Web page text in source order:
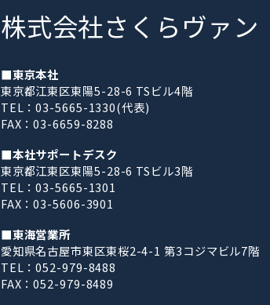
株式会社さくらヴァン
■東京本社
東京都江東区東陽5-28-6 TSビル4階
TEL：03-5665-1330(代表)
FAX：03-6659-8288
■本社サポートデスク
東京都江東区東陽5-28-6 TSビル3階
TEL：03-5665-1301
FAX：03-5606-3901
■東海営業所
愛知県名古屋市東区東桜2-4-1 第3コジマビル7階
TEL：052-979-8488
FAX：052-979-8489